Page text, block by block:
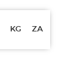
KG ZA